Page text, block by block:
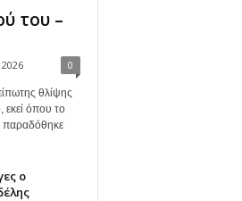
του –
0
θλίψης
όπου το
παραδόθηκε
ο